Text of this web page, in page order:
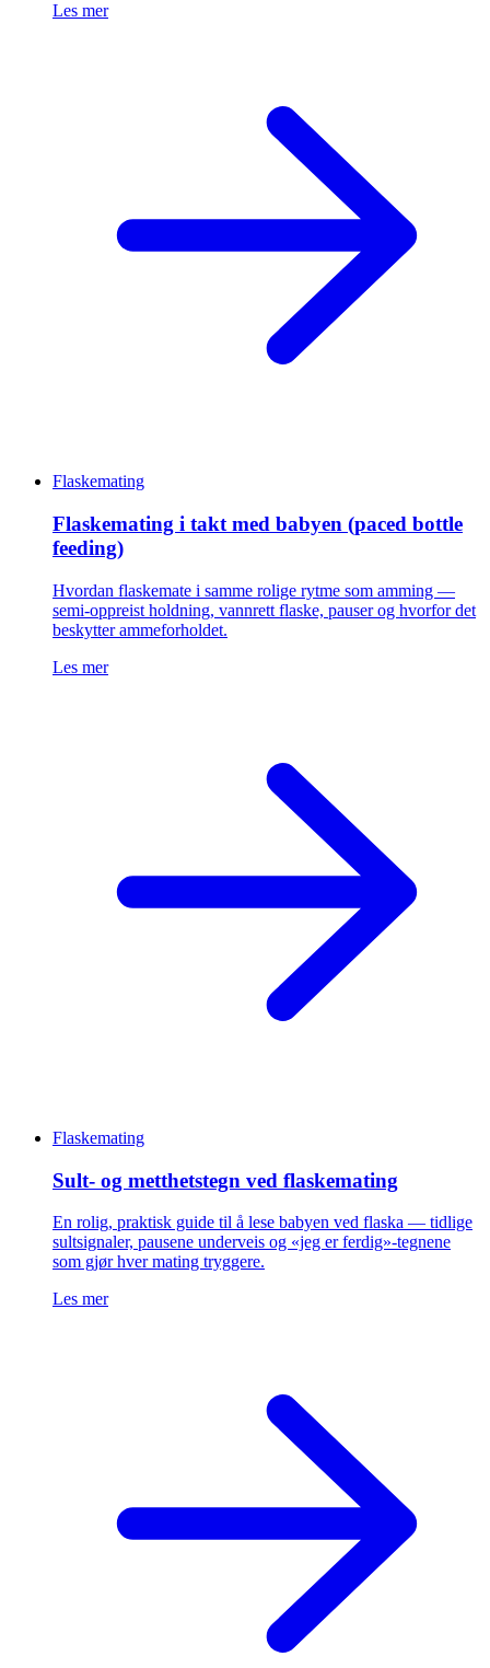
Les mer
Flaskemating
Flaskemating i takt med babyen (paced bottle
feeding)
Hvordan flaskemate i samme rolige rytme som amming —
semi-oppreist holdning, vannrett flaske, pauser og hvorfor det
beskytter ammeforholdet.
Les mer
Flaskemating
Sult- og metthetstegn ved flaskemating
En rolig, praktisk guide til å lese babyen ved flaska — tidlige
sultsignaler, pausene underveis og «jeg er ferdig»-tegnene
som gjør hver mating tryggere.
Les mer